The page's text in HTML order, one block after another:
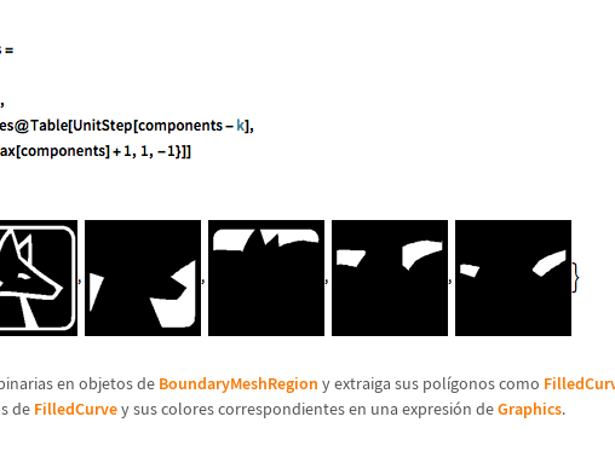
en objetos de BoundaryMeshRegion y extraiga sus polígonos como
de FilledCurvey sus colores correspondientes en una expresión deGraphics.